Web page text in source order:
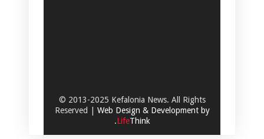
© 2013-2025 Kefalonia News. All Rights
Reserved | Web Design & Development by
.LifeThink